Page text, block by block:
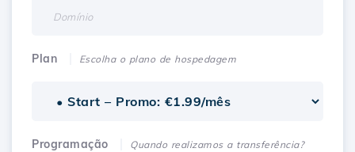
Plan Escolha o plano de hospedagem
Programação Quando realizamos a transferência?